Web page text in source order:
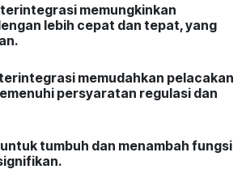
memungkinkan
lebih cepat dan tepat, yang
memudahkan pelacakan
persyaratan regulasi dan
tumbuh dan menambah fungsi